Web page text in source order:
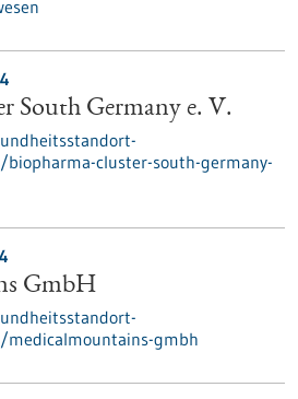
South Germany e. V.
cluster-south-germany-
GmbH
gmbh